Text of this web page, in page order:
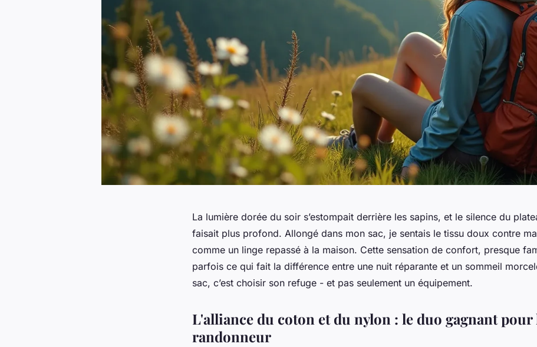
La lumière dorée du soir s’estompait derrière les sapins, et le silence du
faisait plus profond. Allongé dans mon sac, je sentais le tissu doux contre
comme un linge repassé à la maison. Cette sensation de confort, presque
parfois ce qui fait la différence entre une nuit réparante et un sommeil
sac, c’est choisir son refuge - et pas seulement un équipement.
L'alliance du coton et du nylon : le duo gagnant pour
randonneur